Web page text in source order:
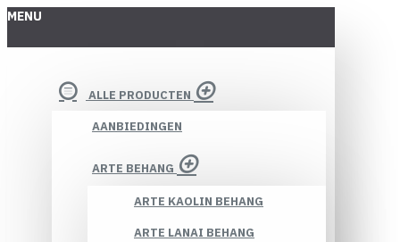
MENU
ALLE PRODUCTEN
AANBIEDINGEN
ARTE BEHANG
ARTE KAOLIN BEHANG
ARTE LANAI BEHANG